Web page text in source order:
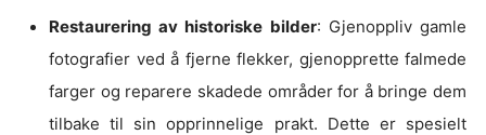
Restaurering av historiske bilder: Gjenoppliv gamle
fotografier ved å fjerne flekker, gjenopprette falmede
farger og reparere skadede områder for å bringe dem
tilbake til sin opprinnelige prakt. Dette er spesielt